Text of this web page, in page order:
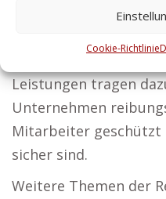
Cookie-Richtlinie
Personenschutz als
Erfolg braucht
Leistungen tragen
Unternehmen
Mitarbeiter geschützt
sicher sind.
Weitere Themen der